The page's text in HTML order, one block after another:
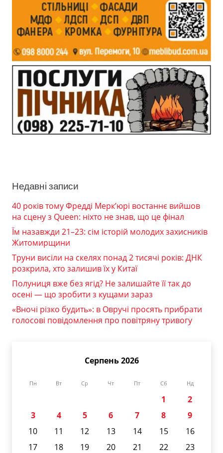
Недавні записи
40 років тому Фредді Мерк’юрі востаннє вийшов
на сцену з Queen: ніхто не знав, що це фінал
Їм назавжди 21–23: сім історій молодих захисників
Житомирщини
Труни висіли на скелях понад 2 тисячі років: ДНК
розкрила, хто залишив їх у Китаї
Полуниця вже без ягід? Не залишайте її так до
осені — що зробити з кущами зараз
«Вночі різко будить»: в Овручі просять прибрати
голосові повідомлення про повітряну тривогу
Серпень 2026
Пн Вт Ср Чт Пт Сб Нд
1
2
3
4 5 6 7 8
9
10
11 12 13 14 15
16
17
18 19 20 21 22
23